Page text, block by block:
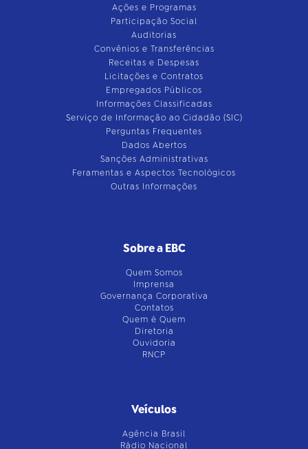
Ações e Programas
Participação Social
Auditorias
Convênios e Transferências
Receitas e Despesas
Licitações e Contratos
Empregados Públicos
Informações Classificadas
Serviço de Informação ao Cidadão (SIC)
Perguntas Frequentes
Dados Abertos
Sanções Administrativas
Feramentas e Aspectos Tecnológicos
Outras Informações
Sobre a EBC
Quem Somos
Imprensa
Governança Corporativa
Contatos
Quem é Quem
Diretoria
Ouvidoria
RNCP
Veículos
Agência Brasil
Rádio Nacional